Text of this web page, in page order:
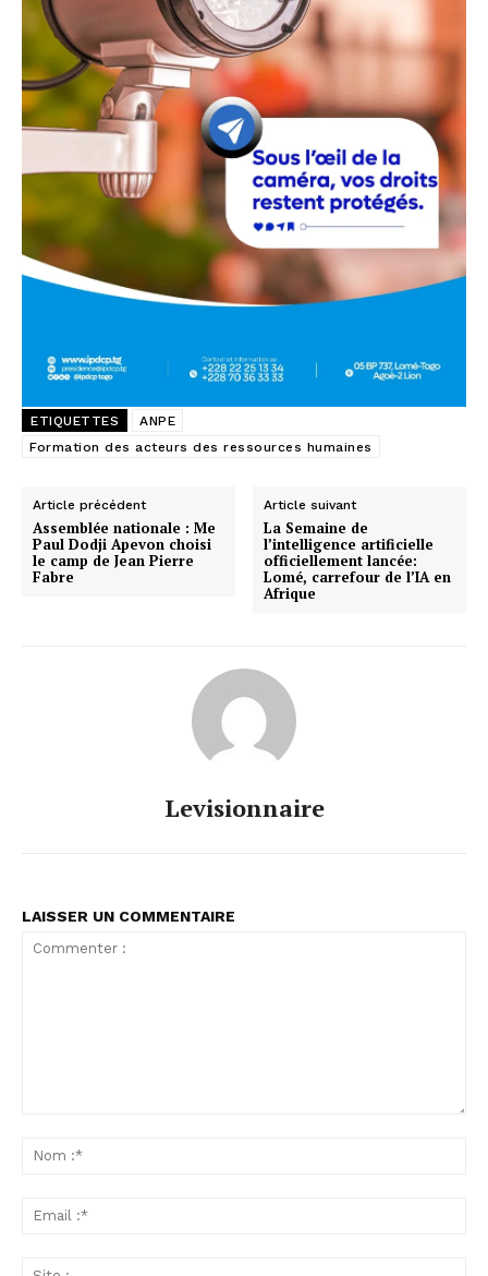
ETIQUETTES
ANPE
Formation des acteurs des ressources humaines
Article précédent
Assemblée nationale : Me
Paul Dodji Apevon choisi
le camp de Jean Pierre
Fabre
Article suivant
La Semaine de
l’intelligence artificielle
officiellement lancée:
Lomé, carrefour de l’IA en
Afrique
Levisionnaire
LAISSER UN COMMENTAIRE